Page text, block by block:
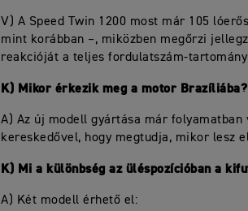
V) A Speed Twin 1200 most már 105
mint korábban –, miközben megőrzi
reakcióját a teljes fordulatszám-
K) Mikor érkezik meg a motor Brazíliába?
A) Az új modell gyártása már
kereskedővel, hogy megtudja, mikor lesz
K) Mi a különbség az üléspozícióban a
A) Két modell érhető el: